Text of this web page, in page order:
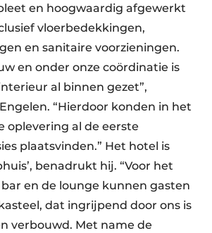
en hoogwaardig afgewerkt
vloerbedekkingen,
en sanitaire voorzieningen.
en onder onze coördinatie is
al binnen gezet”,
“Hierdoor konden in het
oplevering al de eerste
plaatsvinden.” Het hotel is
benadrukt hij. “Voor het
en de lounge kunnen gasten
dat ingrijpend door ons is
verbouwd. Met name de